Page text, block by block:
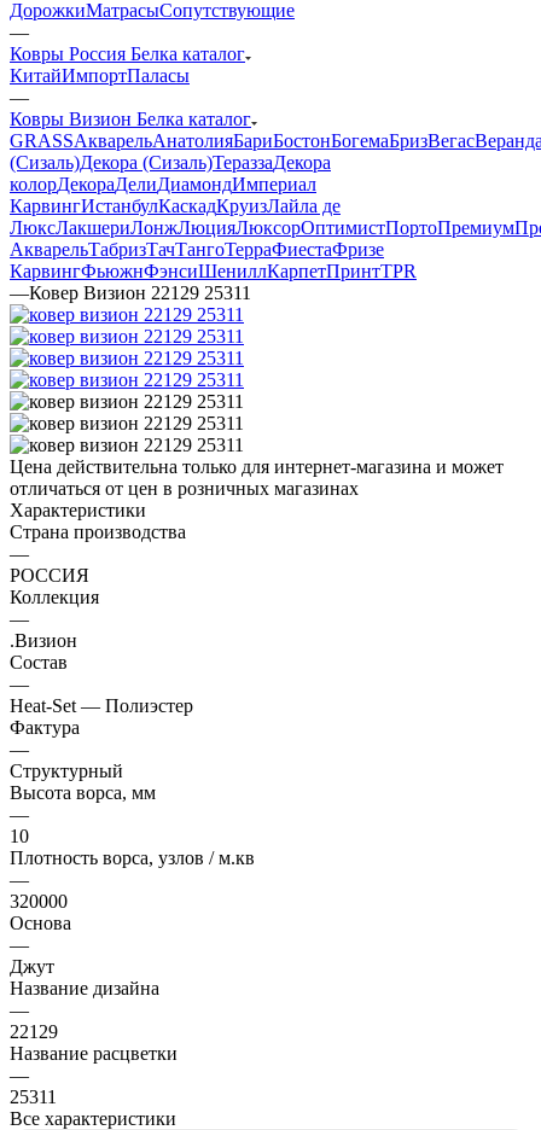
ДорожкиМатрасыСопутствующие
—
Ковры Россия Белка каталог
КитайИмпортПаласы
—
Ковры Визион Белка каталог
GRASSАкварельАнатолияБариБостонБогемаБризВегас
(Сизаль)Декора (Сизаль)ТераззаДекора
колорДекораДелиДиамондИмпериал
КарвингИстанбулКаскадКруизЛайла де
ЛюксЛакшериЛонжЛюцияЛюксорОптимистПортоПремиум
АкварельТабризТачТангоТерраФиестаФризе
КарвингФьюжнФэнсиШениллКарпетПринтTPR
—Ковер Визион 22129 25311
Цена действительна только для интернет-магазина и может
отличаться от цен в розничных магазинах
Характеристики
Страна производства
—
РОССИЯ
Коллекция
—
.Визион
Состав
—
Heat-Set — Полиэстер
Фактура
—
Структурный
Высота ворса, мм
—
10
Плотность ворса, узлов / м.кв
—
320000
Основа
—
Джут
Название дизайна
—
22129
Название расцветки
—
25311
Все характеристики